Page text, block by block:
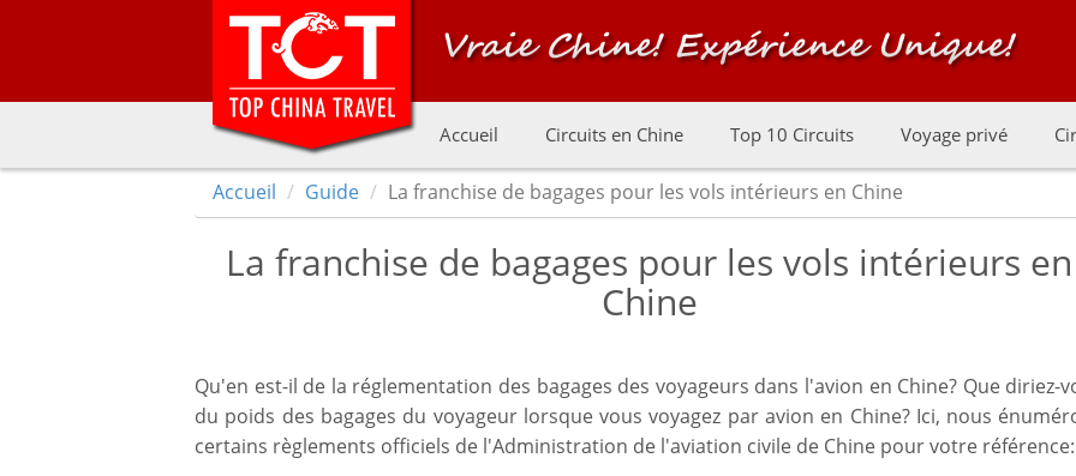
Accueil Circuits en Chine Top 10 Circuits Voyage privé
Accueil Guide La franchise de bagages pour les vols intérieurs en Chine
La franchise de bagages pour les vols intérieurs en
Chine
Qu'en est-il de la réglementation des bagages des voyageurs dans l'avion en Chine? Que diriez-
du poids des bagages du voyageur lorsque vous voyagez par avion en Chine? Ici, nous
certains règlements officiels de l'Administration de l'aviation civile de Chine pour votre référence: